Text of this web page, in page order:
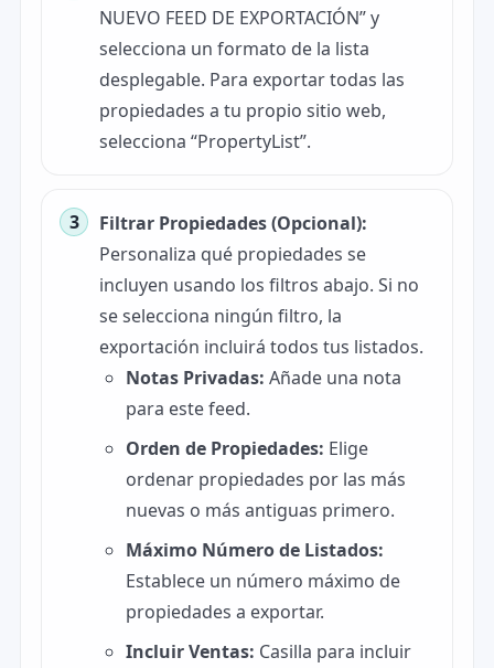
NUEVO FEED DE EXPORTACIÓN” y
selecciona un formato de la lista
desplegable. Para exportar todas las
propiedades a tu propio sitio web,
selecciona “PropertyList”.
Filtrar Propiedades (Opcional):
Personaliza qué propiedades se
incluyen usando los filtros abajo. Si no
se selecciona ningún filtro, la
exportación incluirá todos tus listados.
Notas Privadas: Añade una nota
para este feed.
Orden de Propiedades: Elige
ordenar propiedades por las más
nuevas o más antiguas primero.
Máximo Número de Listados:
Establece un número máximo de
propiedades a exportar.
Incluir Ventas: Casilla para incluir